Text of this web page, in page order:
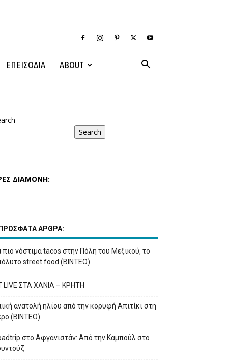
ΕΠΕΙΣΟΔΙΑ ABOUT
Search
ΔΙΑΜΟΝΗ:
ΠΡΟΣΦΑΤΑ ΑΡΘΡΑ:
πιο νόστιμα tacos στην Πόλη του Μεξικού, το
street food (ΒΙΝΤΕΟ)
LIVE ΣΤΑ ΧΑΝΙΑ – ΚΡΗΤΗ
ανατολή ηλίου από την κορυφή Απιτίκι στη
(ΒΙΝΤΕΟ)
στο Αφγανιστάν: Από την Καμπούλ στο